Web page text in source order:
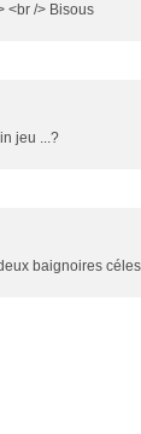
<br /> Bisous
jeu ...?
baignoires